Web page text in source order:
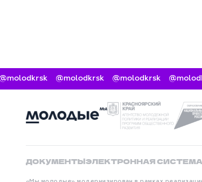
@molodkrsk @molodkrsk
ДОКУМЕНТЫЭЛЕКТРОННАЯ